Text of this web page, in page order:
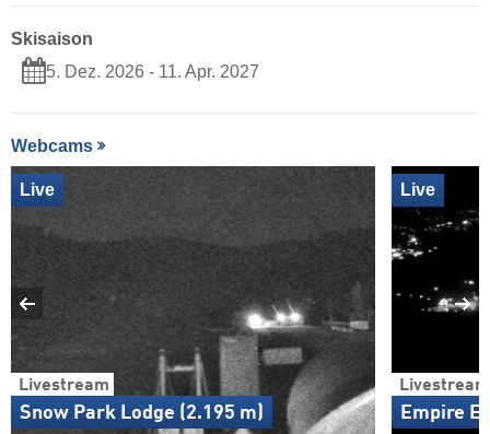
Skisaison
5. Dez. 2026 - 11. Apr. 2027
Webcams
Livestream
Snow Park Lodge (2.195 m)
Live
Livestream
Empire
Live